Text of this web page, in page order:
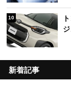
10
新着記事